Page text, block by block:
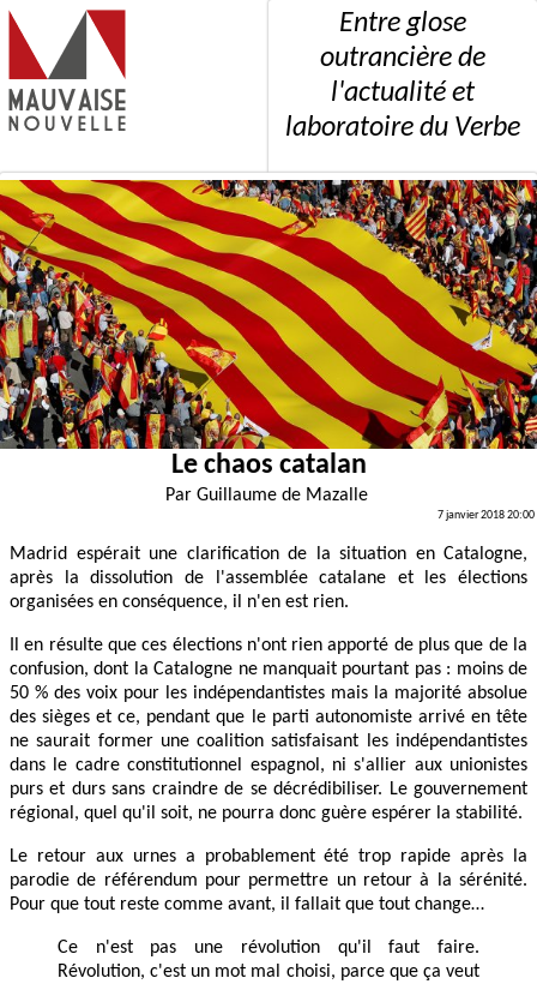
Entre glose
outrancière de
l'actualité et
laboratoire du Verbe
Le chaos catalan
Par Guillaume de Mazalle
7 janvier 2018 20:00
Madrid espérait une clarification de la situation en Catalogne,
après la dissolution de l'assemblée catalane et les élections
organisées en conséquence, il n'en est rien.
Il en résulte que ces élections n'ont rien apporté de plus que de la
confusion, dont la Catalogne ne manquait pourtant pas : moins de
50 % des voix pour les indépendantistes mais la majorité absolue
des sièges et ce, pendant que le parti autonomiste arrivé en tête
ne saurait former une coalition satisfaisant les indépendantistes
dans le cadre constitutionnel espagnol, ni s'allier aux unionistes
purs et durs sans craindre de se décrédibiliser. Le gouvernement
régional, quel qu'il soit, ne pourra donc guère espérer la stabilité.
Le retour aux urnes a probablement été trop rapide après la
parodie de référendum pour permettre un retour à la sérénité.
Pour que tout reste comme avant, il fallait que tout change…
Ce n'est pas une révolution qu'il faut faire.
Révolution, c'est un mot mal choisi, parce que ça veut